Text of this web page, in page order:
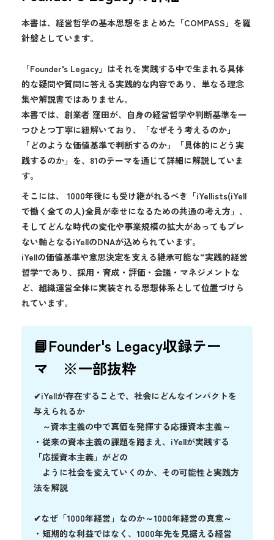
本書は、経営哲学の基本思想をまとめた「COMPASS」を羅
針盤としています。
「Founder’s Legacy」はそれを実践する中で生まれる具体
的な疑問や質問に答える実践的な内容であり、単なる理念
集や解説書ではありません。
本書では、創業者 窪田が、自身の経営哲学や判断基準を一
つひとつ丁寧に紐解いており、「なぜそう考えるのか」
「どのような価値基準で判断するのか」「具体的にどう実
践するのか」を、81のテーマを通じて詳細に解説していま
す。
そこには、 1000年後にも受け継がれるべき「iYellists(iYell
で働く全ての人)全員が幸せになるための共通の考え方」、
そしてどんな時代の変化や事業規模の拡大があってもブレ
ない軸となるiYellのDNAが込められています。
iYellの価値基準や意思決定を支える継承可能な“実践的経営
哲学”であり、採用・育成・評価・会議・マネジメントな
ど、組織運営全体に実装される思想体系として位置づけら
れています。
📘Founder's Legacy収録テー
マ ※一部抜粋
✔iYellが存在することで、社会にどんなインパクトを
与えられるか
～資本主義の中で真価を発揮する応援資本主義～
・従来の資本主義の課題を踏まえ、iYellが実践する
「応援資本主義」がどの
ように社会を変えていくのか、その可能性と実践方
法を解説
✔なぜ「1000年経営」なのか～1000年経営の真意～
・短期的な利益ではなく、1000年先を見据える経営